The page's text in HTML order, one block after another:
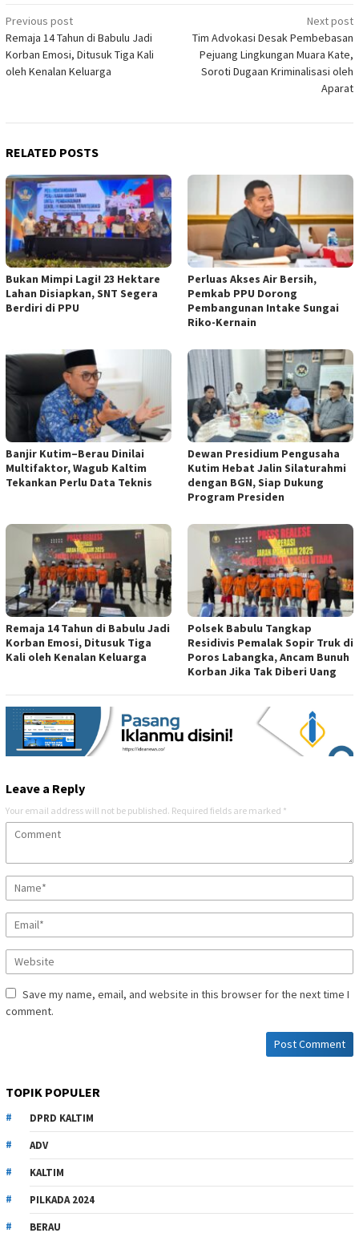
Post
navigation
Previous post
Remaja 14 Tahun di Babulu Jadi
Korban Emosi, Ditusuk Tiga Kali
oleh Kenalan Keluarga
Next post
Tim Advokasi Desak Pembebasan
Pejuang Lingkungan Muara Kate,
Soroti Dugaan Kriminalisasi oleh
Aparat
RELATED POSTS
Bukan Mimpi Lagi! 23 Hektare
Lahan Disiapkan, SNT Segera
Berdiri di PPU
Perluas Akses Air Bersih,
Pemkab PPU Dorong
Pembangunan Intake Sungai
Riko-Kernain
Banjir Kutim–Berau Dinilai
Multifaktor, Wagub Kaltim
Tekankan Perlu Data Teknis
Dewan Presidium Pengusaha
Kutim Hebat Jalin Silaturahmi
dengan BGN, Siap Dukung
Program Presiden
Remaja 14 Tahun di Babulu Jadi
Korban Emosi, Ditusuk Tiga
Kali oleh Kenalan Keluarga
Polsek Babulu Tangkap
Residivis Pemalak Sopir Truk di
Poros Labangka, Ancam Bunuh
Korban Jika Tak Diberi Uang
Leave a Reply
Your email address will not be published. Required fields are marked *
Save my name, email, and website in this browser for the next time I
comment.
TOPIK POPULER
DPRD KALTIM
ADV
KALTIM
PILKADA 2024
BERAU